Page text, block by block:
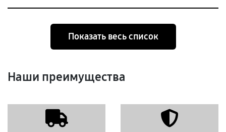
Показать весь список
Наши преимущества